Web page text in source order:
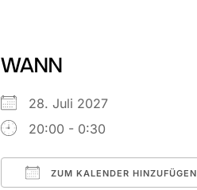
WANN
28. Juli 2027
20:00 - 0:30
ZUM KALENDER HINZUFÜGEN